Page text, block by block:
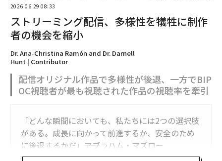
2026.06.29 08:33
ストリーミング配信、多様性を犠牲に制作
者の機会を縮小
Dr. Ana-Christina Ramón and Dr. Darnell
Hunt | Contributor
配信オリジナル作品で多様性が後退、一方でBIP
OC視聴者が最も視聴された作品の視聴率を牽引
「どんな瞬間においても、私たちには2つの選択肢
がある。成長に向かって前進するか、安全のため
に後退するかだ」――アブラハム・マズロー